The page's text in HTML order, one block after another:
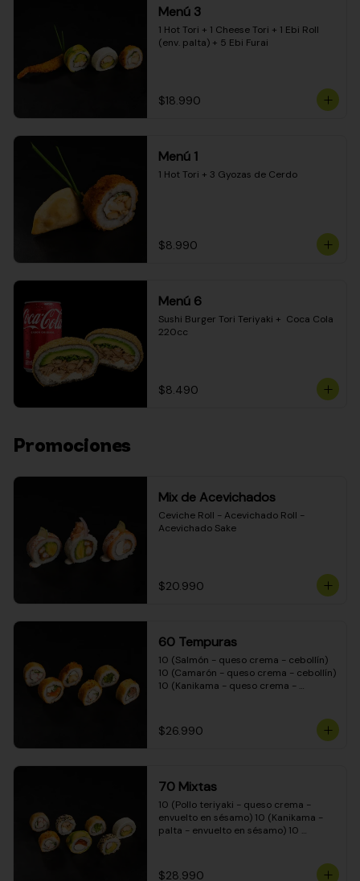
Menú 3
1 Hot Tori + 1 Cheese Tori + 1 Ebi Roll
(env. palta) + 5 Ebi Furai
$18.990
Menú 1
1 Hot Tori + 3 Gyozas de Cerdo
$8.990
Menú 6
Sushi Burger Tori Teriyaki +  Coca Cola
220cc
$8.490
Promociones
Mix de Acevichados
Ceviche Roll - Acevichado Roll -
Acevichado Sake
$20.990
60 Tempuras
10 (Salmón - queso crema - cebollín)
10 (Camarón - queso crema - cebollín)
10 (Kanikama - queso crema -
crema - cebollín) 10 (Carne - queso
crema - cebollín)
$26.990
70 Mixtas
10 (Pollo teriyaki - queso crema -
envuelto en sésamo) 10 (Kanikama -
palta - envuelto en sésamo) 10
- envuelto en queso crema) 10
$28.990